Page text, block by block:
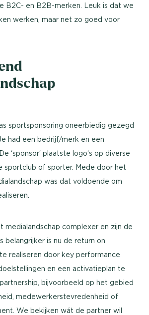
B2C- en B2B-merken. Leuk is dat we
werken, maar net zo goed voor
sportsponsoring oneerbiedig gezegd
had een bedrijf/merk en een
‘sponsor‘ plaatste logo‘s op diverse
sportclub of sporter. Mede door het
was dat voldoende om
medialandschap complexer en zijn de
belangrijker is nu de return on
realiseren door key performance
en een activatieplan te
bijvoorbeeld op het gebied
medewerkerstevredenheid of
We bekijken wát de partner wil